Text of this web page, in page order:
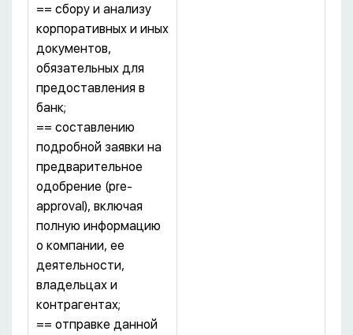
== сбору и анализу
корпоративных и иных
документов,
обязательных для
предоставления в
банк;
== составлению
подробной заявки на
предварительное
одобрение (pre-
approval), включая
полную информацию
о компании, ее
деятельности,
владельцах и
контрагентах;
== отправке данной